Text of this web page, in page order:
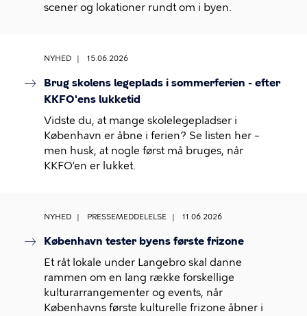
scener og lokationer rundt om i byen.
NYHED 15.06.2026
Brug skolens legeplads i sommerferien - efter
KKFO'ens lukketid
Vidste du, at mange skolelegepladser i
København er åbne i ferien? Se listen her –
men husk, at nogle først må bruges, når
KKFO’en er lukket.
NYHED PRESSEMEDDELELSE 11.06.2026
København tester byens første frizone
Et råt lokale under Langebro skal danne
rammen om en lang række forskellige
kulturarrangementer og events, når
Københavns første kulturelle frizone åbner i